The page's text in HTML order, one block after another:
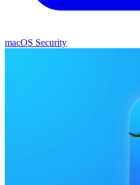
macOS Security